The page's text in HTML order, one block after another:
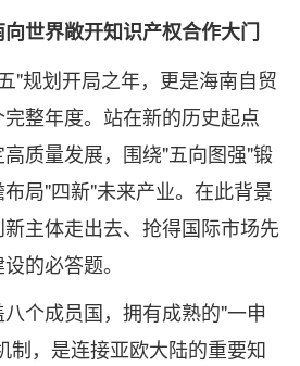
世界敞开知识产权合作大门
划开局之年，更是海南自贸
整年度。站在新的历史起点
高质量发展，围绕"五向图强"锻
局"四新"未来产业。在此背景
主体走出去、抢得国际市场先
的必答题。
个成员国，拥有成熟的"一申
制，是连接亚欧大陆的重要知